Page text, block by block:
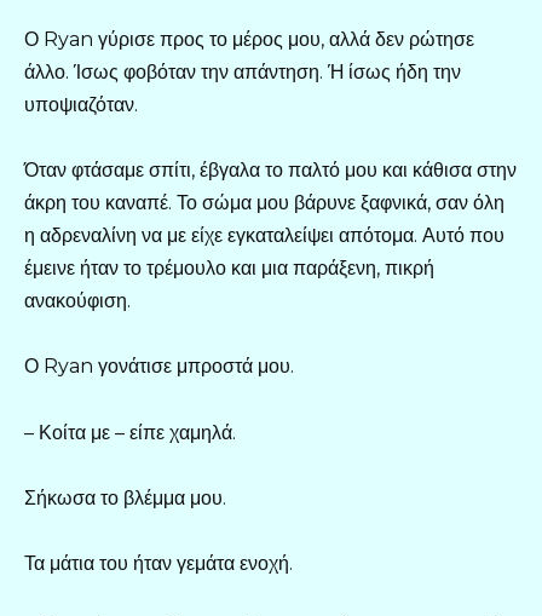
Ο Ryan γύρισε προς το μέρος μου, αλλά δεν ρώτησε
άλλο. Ίσως φοβόταν την απάντηση. Ή ίσως ήδη την
υποψιαζόταν.
Όταν φτάσαμε σπίτι, έβγαλα το παλτό μου και κάθισα στην
άκρη του καναπέ. Το σώμα μου βάρυνε ξαφνικά, σαν όλη
η αδρεναλίνη να με είχε εγκαταλείψει απότομα. Αυτό που
έμεινε ήταν το τρέμουλο και μια παράξενη, πικρή
ανακούφιση.
Ο Ryan γονάτισε μπροστά μου.
– Κοίτα με – είπε χαμηλά.
Σήκωσα το βλέμμα μου.
Τα μάτια του ήταν γεμάτα ενοχή.